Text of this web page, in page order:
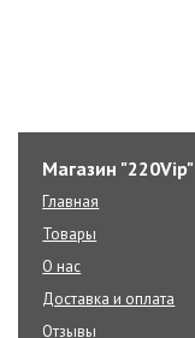
Магазин "220Vip"
Главная
Товары
О нас
Доставка и оплата
Отзывы